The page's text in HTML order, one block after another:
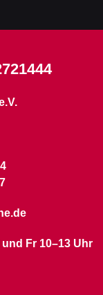
Fr 10–13 Uhr